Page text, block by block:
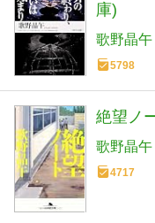
庫)
歌野晶午
5798
絶望ノ
歌野晶午
4717